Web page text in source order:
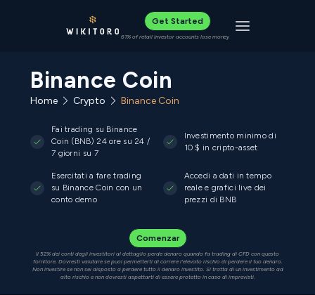
Get Started
61% of retail investor accounts lose money Toggle
Binance Coin
Home Crypto Binance Coin
Fai trading su Binance
Coin (BNB) 24 ore su 24 /
7 giorni su 7
Investimento minimo di
10 $ in cripto-asset
Esercitati a fare trading
su Binance Coin con un
conto demo
Accedi a dati in tempo
reale e grafici live dei
prezzi di BNB
Comenzar
Il 52% dei conti degli investitori al dettaglio perde denaro quando fa trading di CFD con questo
fornitore. Dovresti valutare se puoi permetterti di correre l'elevato rischio di perdere il tuo denaro.
Non investire se non sei disposto a perdere tutto il denaro investito. Si tratta di un investimento ad
alto rischio e non dovresti aspettarti di essere protetto in caso di imprevisti.